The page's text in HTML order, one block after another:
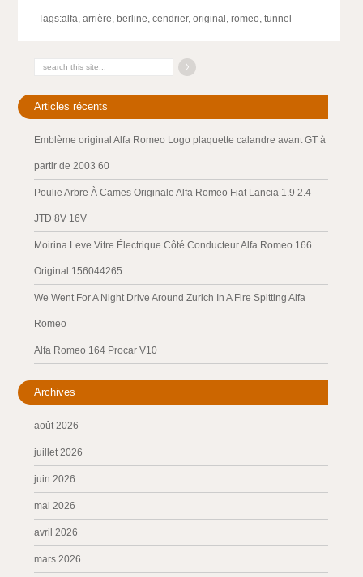
Tags:alfa,arrière, berline,cendrier,original ,romeo,tunnel
Articles récents
Emblème original Alfa Romeo Logo plaquette calandre avant GT à
partir de 2003 60
Poulie Arbre À Cames Originale Alfa Romeo Fiat Lancia 1.9 2.4
JTD 8V 16V
Moirina Leve Vitre Électrique Côté Conducteur Alfa Romeo 166
Original 156044265
We Went For A Night Drive Around Zurich In A Fire Spitting Alfa
Romeo
Alfa Romeo 164 Procar V10
Archives
août 2026
juillet 2026
juin 2026
mai 2026
avril 2026
mars 2026